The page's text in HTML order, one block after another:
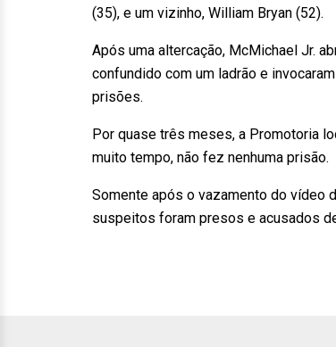
(35), e um vizinho, William Bryan (52).
Após uma altercação, McMichael Jr.
confundido com um ladrão e
prisões.
Por quase três meses, a Promotoria
muito tempo, não fez nenhuma prisão.
Somente após o vazamento do vídeo
suspeitos foram presos e acusados